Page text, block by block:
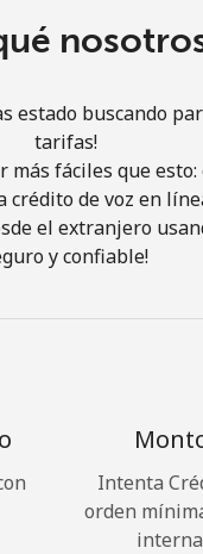
¡Hola!
oREGÍSTRATE →
¿Olvidaste tu
estado buscando
tarifas!
fáciles que
crédito de voz en
el extranjero
y confiable!
Intenta
orden